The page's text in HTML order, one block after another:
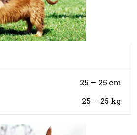
25 — 25 cm
25 — 25 kg